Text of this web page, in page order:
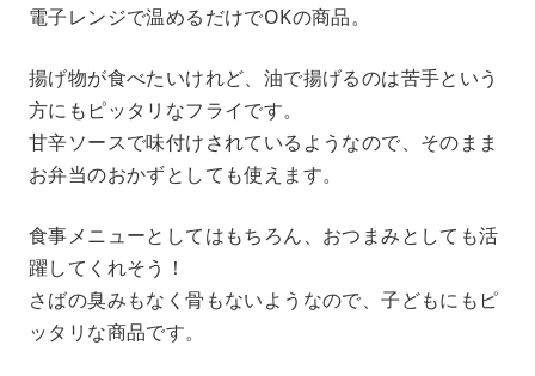
電子レンジで温めるだけでOKの商品。
揚げ物が食べたいけれど、油で揚げるのは苦手という
方にもピッタリなフライです。
甘辛ソースで味付けされているようなので、そのまま
お弁当のおかずとしても使えます。
食事メニューとしてはもちろん、おつまみとしても活
躍してくれそう！
さばの臭みもなく骨もないようなので、子どもにもピ
ッタリな商品です。